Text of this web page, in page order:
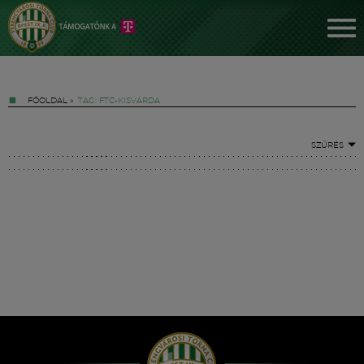
FŐOLDAL » TAG: FTC-KISVÁRDA
SZŰRÉS
Hírek